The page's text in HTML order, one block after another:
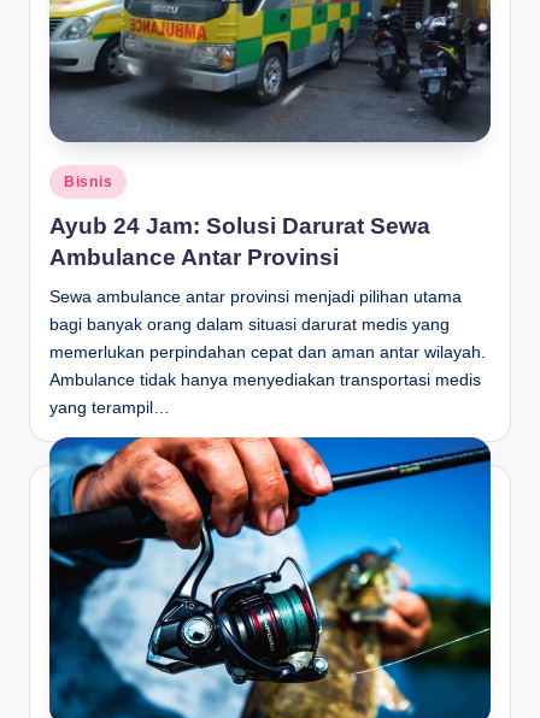
Posted
in
Bisnis
Ayub 24 Jam: Solusi Darurat Sewa
Ambulance Antar Provinsi
Sewa ambulance antar provinsi menjadi pilihan utama
bagi banyak orang dalam situasi darurat medis yang
memerlukan perpindahan cepat dan aman antar wilayah.
Ambulance tidak hanya menyediakan transportasi medis
yang terampil…